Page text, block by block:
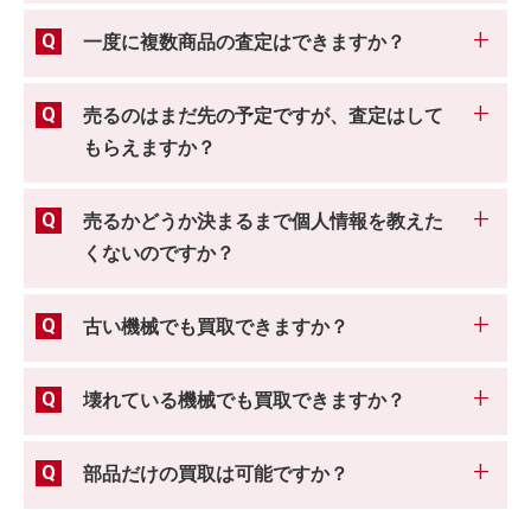
一度に複数商品の査定はできますか？
売るのはまだ先の予定ですが、査定はして
もらえますか？
売るかどうか決まるまで個人情報を教えた
くないのですか？
古い機械でも買取できますか？
壊れている機械でも買取できますか？
部品だけの買取は可能ですか？